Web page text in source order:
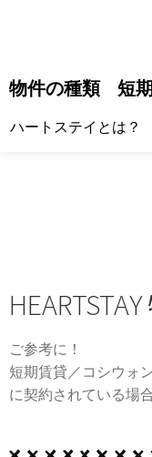
物件の種類 短
ハートステイとは？
ご参考に！
短期賃貸／コシウォ
に契約されている場